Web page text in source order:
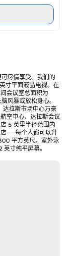
尽情享受。我们的
寸平面液晶电视。在
会议室总面积为
风暴或放松身心。
达拉斯市场中心万豪
空中心、达拉斯会议
5 英里半径范围内
——每个人都可以升
平方英尺。室外泳
寸纯平屏幕。